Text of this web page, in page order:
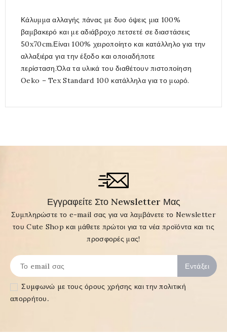
Κάλυμμα αλλαγής πάνας με δυο όψεις μια 100%
βαμβακερό και με αδιάβροχο πετσετέ σε διαστάσεις
50x70cm.Είναι 100% χειροποίητο και κατάλληλο για την
αλλαξιέρα για την έξοδο και οποιαδήποτε
περίσταση.Όλα τα υλικά του διαθέτουν πιστοποίηση
Oeko – Tex Standard 100 κατάλληλα για το μωρό.
Εγγραφείτε Στο Newsletter Μας
Συμπληρώστε το e-mail σας για να λαμβάνετε το Newsletter
του Cute Shop και μάθετε πρώτοι για τα νέα προϊόντα και τις
προσφορές μας!
Συμφωνώ με τουςόρους χρήσης και την πολιτική
απορρήτου.